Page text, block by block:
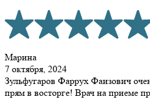
Марина
7 октября, 2024
Зульфугаров Фаррух Фаизович
прям в восторге! Врач на приеме